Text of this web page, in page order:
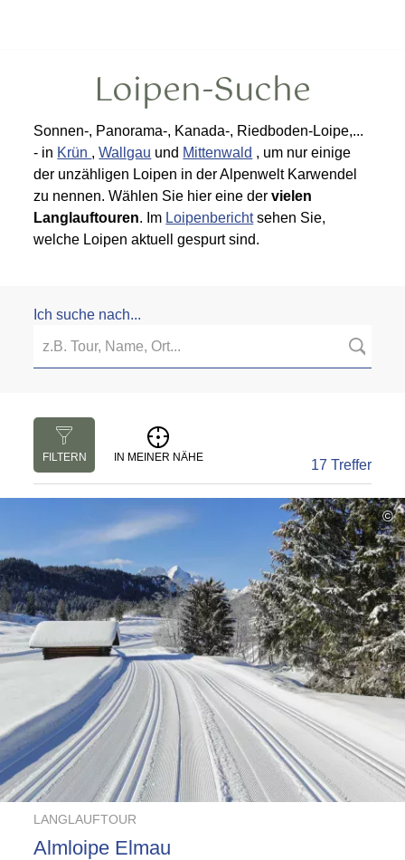
Loipen-Suche
Sonnen-, Panorama-, Kanada-, Riedboden-Loipe,...
- in Krün ,Wallgau und Mittenwald , um nur einige
der unzähligen Loipen in der Alpenwelt Karwendel
zu nennen. Wählen Sie hier eine dervielen
Langlauftouren. Im Loipenberichtsehen Sie,
welche Loipen aktuell gespurt sind.
Ich suche nach...
FILTERN IN MEINER NÄHE 17 Treffer
©
LANGLAUFTOUR
Almloipe Elmau